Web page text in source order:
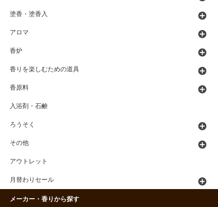
塗香・塗香入
アロマ
香炉
香りを楽しむための道具
香原料
入浴剤・石鹸
ろうそく
その他
アウトレット
月替わりセール
メーカー・香りから探す